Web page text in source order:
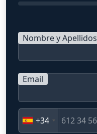
Nombre y Apellidos
Email
+34